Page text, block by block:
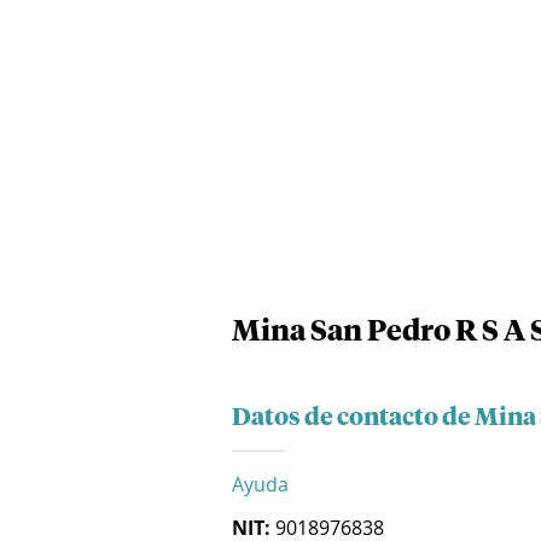
Mina San Pedro R S A
Datos de contacto de Mina
Ayuda
NIT: 9018976838